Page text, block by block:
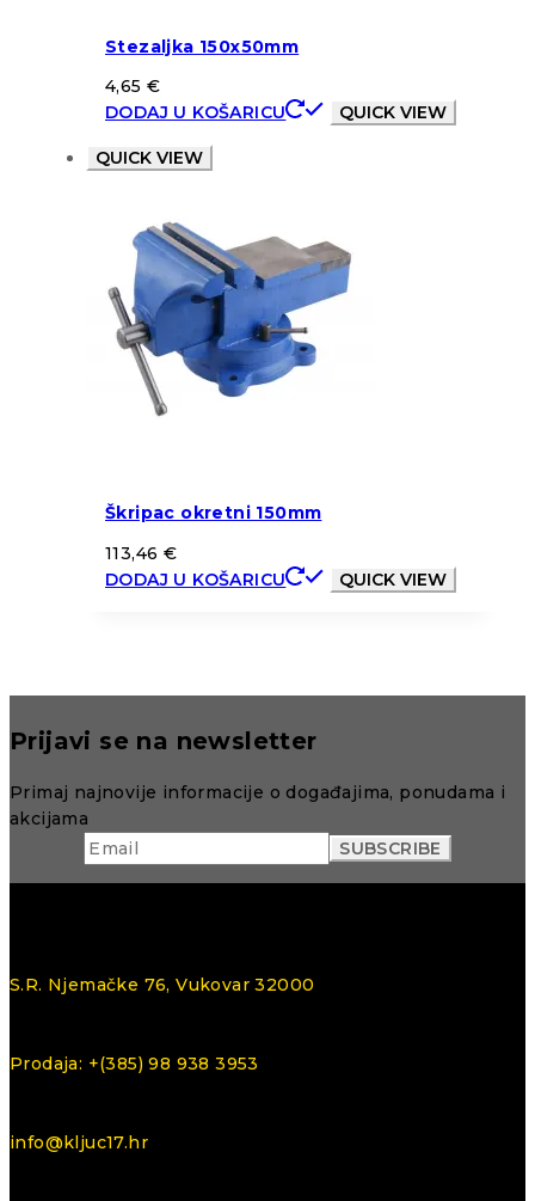
Stezaljka 150x50mm
4,65 €
DODAJ U KOŠARICU
QUICK VIEW
QUICK VIEW
Škripac okretni 150mm
113,46 €
DODAJ U KOŠARICU
QUICK VIEW
Prijavi se na newsletter
Primaj najnovije informacije o događajima, ponudama i
akcijama
S.R. Njemačke 76, Vukovar 32000
Prodaja: +(385) 98 938 3953
info@kljuc17.hr